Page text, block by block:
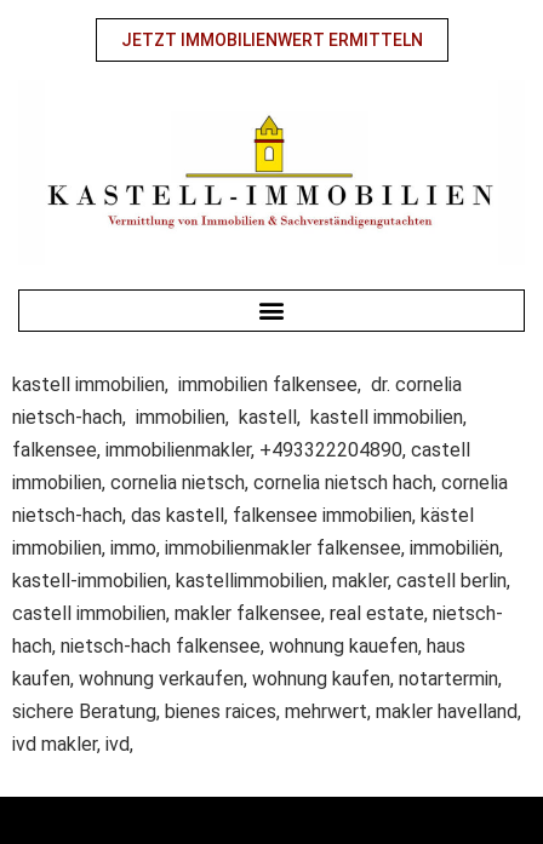
JETZT IMMOBILIENWERT ERMITTELN
kastell immobilien, immobilien falkensee, dr. cornelia
nietsch-hach, immobilien, kastell, kastell immobilien,
falkensee, immobilienmakler, +493322204890, castell
immobilien, cornelia nietsch, cornelia nietsch hach, cornelia
nietsch-hach, das kastell, falkensee immobilien, kästel
immobilien, immo, immobilienmakler falkensee, immobiliën,
kastell-immobilien, kastellimmobilien, makler, castell berlin,
castell immobilien, makler falkensee, real estate, nietsch-
hach, nietsch-hach falkensee, wohnung kauefen, haus
kaufen, wohnung verkaufen, wohnung kaufen, notartermin,
sichere Beratung, bienes raices, mehrwert, makler havelland,
ivd makler, ivd,